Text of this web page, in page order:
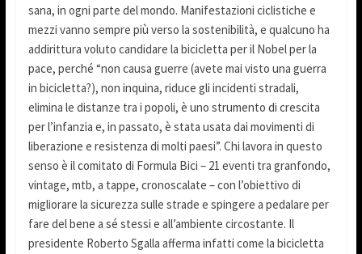
sana, in ogni parte del mondo. Manifestazioni ciclistiche e
mezzi vanno sempre più verso la sostenibilità, e qualcuno ha
addirittura voluto candidare la bicicletta per il Nobel per la
pace, perché “non causa guerre (avete mai visto una guerra
in bicicletta?), non inquina, riduce gli incidenti stradali,
elimina le distanze tra i popoli, è uno strumento di crescita
per l’infanzia e, in passato, è stata usata dai movimenti di
liberazione e resistenza di molti paesi”. Chi lavora in questo
senso è il comitato di Formula Bici – 21 eventi tra granfondo,
vintage, mtb, a tappe, cronoscalate – con l’obiettivo di
migliorare la sicurezza sulle strade e spingere a pedalare per
fare del bene a sé stessi e all’ambiente circostante. Il
presidente Roberto Sgalla afferma infatti come la bicicletta